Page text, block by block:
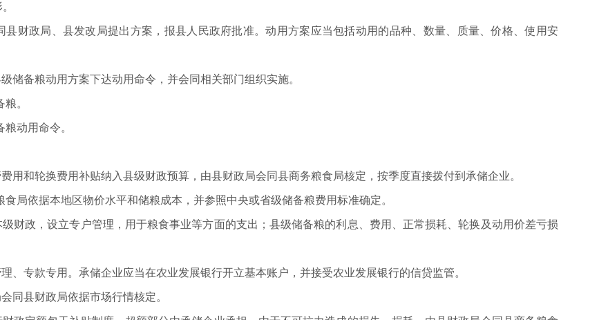
财政局、县发改局提出方案，报县人民政府批准。动用方案应当包括动用的品种、数量、质量、价格、使用安
备粮动用方案下达动用命令，并会同相关部门组织实施。
。
动用命令。
和轮换费用补贴纳入县级财政预算，由县财政局会同县商务粮食局核定，按季度直接拨付到承储企业。
局依据本地区物价水平和储粮成本，并参照中央或省级储备粮费用标准确定。
财政，设立专户管理，用于粮食事业等方面的支出；县级储备粮的利息、费用、正常损耗、轮换及动用价差亏损
专款专用。承储企业应当在农业发展银行开立基本账户，并接受农业发展银行的信贷监管。
同县财政局依据市场行情核定。